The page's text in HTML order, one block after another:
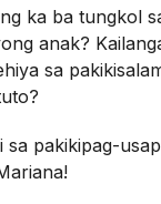
ka ba tungkol
anak?
sa
sa pakikipag-